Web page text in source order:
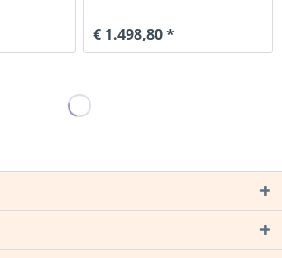
€ 1.498,80 *